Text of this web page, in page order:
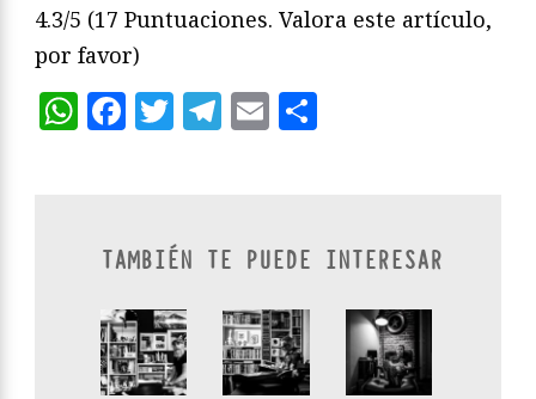
4.3/5 (17 Puntuaciones. Valora este artículo,
por favor)
WhatsApp
Facebook
Twitter
Telegram
Email
TAMBIÉN TE PUEDE INTERESAR